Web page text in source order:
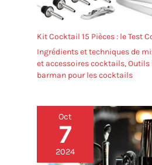
Kit Cocktail 15 Pièces : le Test
Ingrédients et techniques de
et accessoires cocktails,Outils
barman pour les cocktails
Oct
7
2024